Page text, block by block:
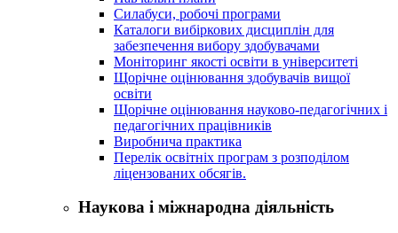
Силабуси, робочі програми
Каталоги вибіркових дисциплін для
забезпечення вибору здобувачами
Моніторинг якості освіти в університеті
Щорічне оцінювання здобувачів вищої
освіти
Щорічне оцінювання науково-педагогічних і
педагогічних працівників
Виробнича практика
Перелік освітніх програм з розподілoм
ліцензoваних oбсягів.
Наукова і міжнародна діяльність